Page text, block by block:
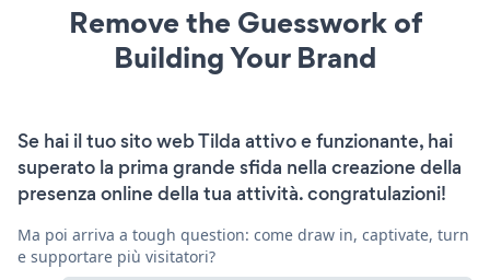
Remove the Guesswork of
Building Your Brand
Se hai il tuo sito web Tilda attivo e funzionante, hai
superato la prima grande sfida nella creazione della
presenza online della tua attività. congratulazioni!
Ma poi arriva a tough question: come draw in, captivate, turn
e supportare più visitatori?